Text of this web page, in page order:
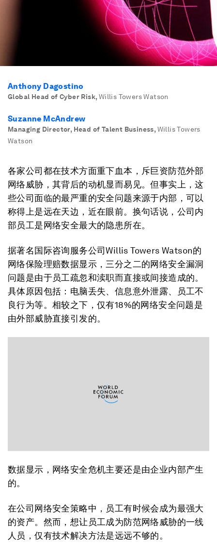
Anthony Dagostino
Global Head of Cyber Risk, Willis Towers Watson
Suzanne McAndrew
Managing Director, Head of Talent Business, Willis Towers
Watson
各家公司都在技术方面重下血本，斥巨资防范外部
网络威胁，其背后的动机显而易见。但事实上，这
些公司面临的最严重的安全问题来源于内部，可以
称得上是远在天边，近在眼前。换句话说，公司内
部员工是网络安全最大的隐患所在。
据著名国际咨询服务公司Willis Towers Watson的
网络保险理赔数据显示，三分之二的网络安全漏洞
问题是由于员工疏忽和渎职而直接或间接造成的。
具体原因包括：电脑丢失、信息意外泄露、员工不
良行为等。相较之下，仅有18%的网络安全问题是
由外部威胁直接引发的。
数据显示，网络安全危机主要还是由企业内部产生
的。
在公司网络安全策略中，员工有时候会成为最强大
的资产。然而，想让员工成为防范网络威胁的一线
人员，仅有技术解决方法是远远不够的。